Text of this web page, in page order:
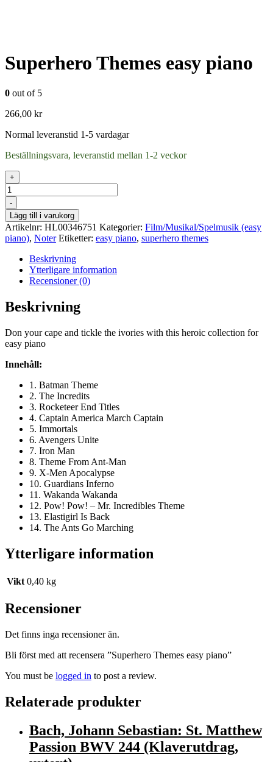
Superhero Themes easy piano
0 out of 5
266,00 kr
Normal leveranstid 1-5 vardagar
Beställningsvara, leveranstid mellan 1-2 veckor
+
Antal
-
Lägg till i varukorg
Artikelnr: HL00346751 Kategorier: Film/Musikal/Spelmusik (easy
piano), Noter Etiketter: easy piano, superhero themes
Beskrivning
Ytterligare information
Recensioner (0)
Beskrivning
Don your cape and tickle the ivories with this heroic collection for
easy piano
Innehåll:
1. Batman Theme
2. The Incredits
3. Rocketeer End Titles
4. Captain America March Captain
5. Immortals
6. Avengers Unite
7. Iron Man
8. Theme From Ant-Man
9. X-Men Apocalypse
10. Guardians Inferno
11. Wakanda Wakanda
12. Pow! Pow! – Mr. Incredibles Theme
13. Elastigirl Is Back
14. The Ants Go Marching
Ytterligare information
Vikt 0,40 kg
Recensioner
Det finns inga recensioner än.
Bli först med att recensera ”Superhero Themes easy piano”
You must be logged in to post a review.
Relaterade produkter
Bach, Johann Sebastian: St. Matthew
Passion BWV 244 (Klaverutdrag,